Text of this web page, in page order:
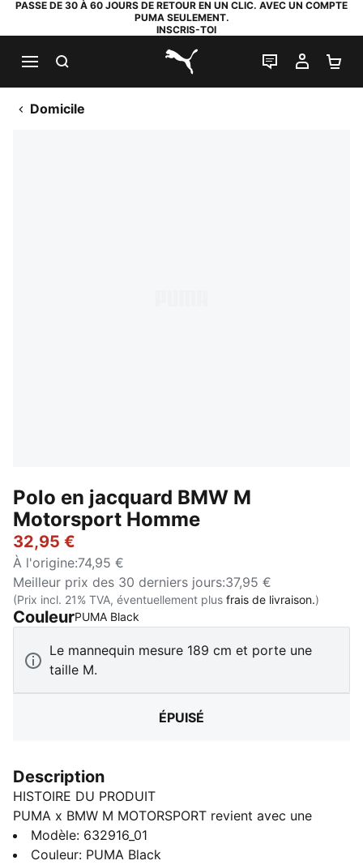
PASSE DE 30 À 60 JOURS DE RETOUR EN UN CLIC. AVEC UN COMPTE
PUMA SEULEMENT.
INSCRIS-TOI
PUMA.com
LIVE CHAT
MON
Domicile
Polo en jacquard BMW M
Motorsport Homme
32,95 €
À l'origine:74,95 €
Meilleur prix des 30 derniers jours:37,95 €
(Prix incl. 21% TVA, éventuellement plus frais de livraison.)
CouleurPUMA Black
Le mannequin mesure 189 cm et porte une
taille M.
ÉPUISÉ
Description
HISTOIRE DU PRODUIT
PUMA x BMW M MOTORSPORT revient avec une
collection inspirée de la dernière évolution de la
BMW M4 GT4 EVO. Ponctuée de motifs inspirés du
Modèle: 632916_01
Couleur: PUMA Black